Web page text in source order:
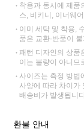
착용과 동시에 제품
스, 비키니, 이너웨
이미 세탁 및 착용,
품은 교환·반품이
패턴 디자인의 상품
이는 불량이 아니므
사이즈는 측정 방법
사양에 따라 차이가
배송비가 발생됩니
환불 안내